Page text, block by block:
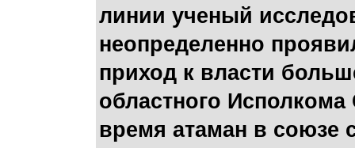
линии ученый
неопределенно
приход к власти
областного
время атаман в союзе